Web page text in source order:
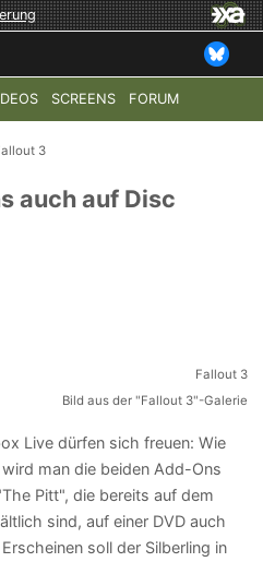
SCREENS FORUM
WARFARE 4 HALO:
3
auch auf Disc
Bild aus der "Fallout 3"-Galerie
Live dürfen sich freuen: Wie
man die beiden Add-Ons
Pitt", die bereits auf dem
sind, auf einer DVD auch
soll der Silberling in